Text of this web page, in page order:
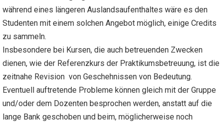
während eines längeren Auslandsaufenthaltes wäre es den
Studenten mit einem solchen Angebot möglich, einige Credits
zu sammeln.
Insbesondere bei Kursen, die auch betreuenden Zwecken
dienen, wie der Referenzkurs der Praktikumsbetreuung, ist die
zeitnahe Revision von Geschehnissen von Bedeutung.
Eventuell auftretende Probleme können gleich mit der Gruppe
und/oder dem Dozenten besprochen werden, anstatt auf die
lange Bank geschoben und beim, möglicherweise noch